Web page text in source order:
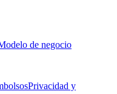
de negocio
Privacidad y